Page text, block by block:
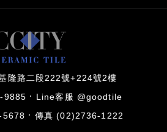
隆路二段222號+224號2樓
9885 Line客服 @goodtile
5678 傳真 (02)2736-1222